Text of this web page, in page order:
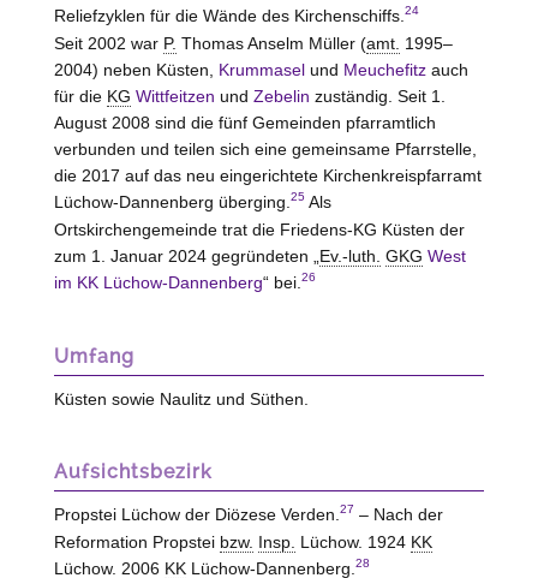
Reliefzyklen für die Wände des Kirchenschiffs. 24
Seit 2002 war P. Thomas Anselm Müller (amt. 1995–
2004) neben Küsten, Krummaselund Meuchefitzauch
für die KG Wittfeitzen und Zebelin zuständig. Seit 1.
August 2008 sind die fünf Gemeinden pfarramtlich
verbunden und teilen sich eine gemeinsame Pfarrstelle,
die 2017 auf das neu eingerichtete Kirchenkreispfarramt
Lüchow-Dannenberg überging. 25Als
Ortskirchengemeinde trat die Friedens-KG Küsten der
zum 1. Januar 2024 gegründeten „ Ev.-luth. GKG West
im KK Lüchow-Dannenberg“ bei. 26
Umfang
Küsten sowie Naulitz und Süthen.
Aufsichtsbezirk
Propstei Lüchow der Diözese Verden. 27 – Nach der
Reformation Propstei bzw. Insp. Lüchow. 1924 KK
Lüchow. 2006 KKLüchow-Dannenberg. 28